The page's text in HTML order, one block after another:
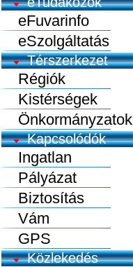
eFuvarinfo
eSzolgáltatás
Térszerkezet
Régiók
Kistérségek
Önkormányzatok
Kapcsolódók
Ingatlan
Pályázat
Biztosítás
Vám
GPS
Közlekedés